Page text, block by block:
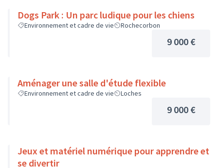
Dogs Park : Un parc ludique pour les chiens
Environnement et cadre de vie Rochecorbon
9 000 €
Aménager une salle d'étude flexible
Environnement et cadre de vie Loches
9 000 €
Jeux et matériel numérique pour apprendre et
se divertir